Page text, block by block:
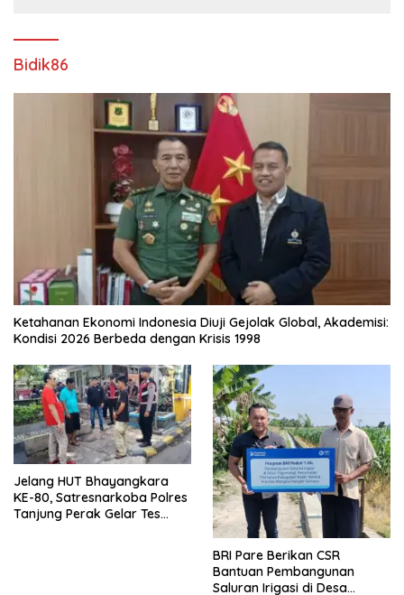
Bidik86
Ketahanan Ekonomi Indonesia Diuji Gejolak Global, Akademisi:
Kondisi 2026 Berbeda dengan Krisis 1998
Jelang HUT Bhayangkara
KE-80, Satresnarkoba Polres
Tanjung Perak Gelar Tes
BRI Pare Berikan CSR
Bantuan Pembangunan
Saluran Irigasi di Desa